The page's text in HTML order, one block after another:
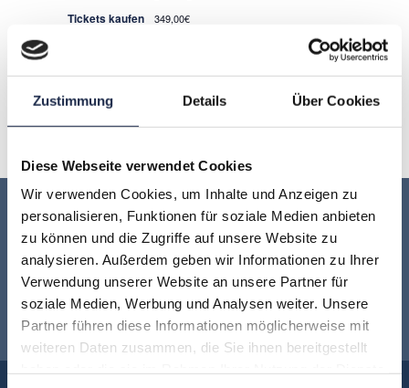
Zustimmung Details Über Cookies
Diese Webseite verwendet Cookies
Wir verwenden Cookies, um Inhalte und Anzeigen zu
personalisieren, Funktionen für soziale Medien anbieten
zu können und die Zugriffe auf unsere Website zu
analysieren. Außerdem geben wir Informationen zu Ihrer
Verwendung unserer Website an unsere Partner für
soziale Medien, Werbung und Analysen weiter. Unsere
Partner führen diese Informationen möglicherweise mit
weiteren Daten zusammen, die Sie ihnen bereitgestellt
Tickets kaufen
349,00€
Vorherige Heute
Nächste
Keine Veranstaltung mehr verpassen:
Jetzt für denMVFP Akademie
Newsletter anmelden!